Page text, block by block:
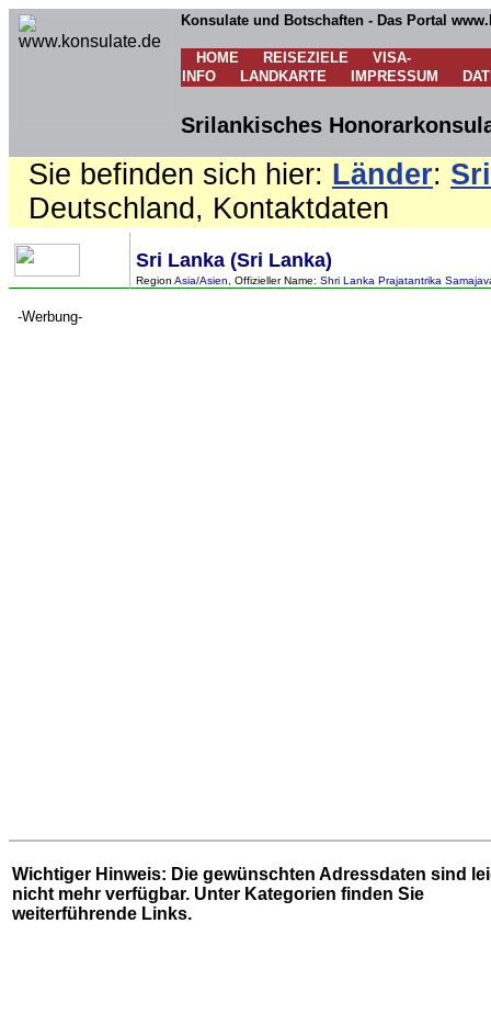
Konsulate und Botschaften - Das Portal
HOME REISEZIELE
VISA-
INFO
LANDKARTE IMPRESSUM
Srilankisches
Sie befinden sich hier: Länder:
Deutschland, Kontaktdaten
Sri Lanka (Sri Lanka)
Region Asia/Asien , Offizieller Name: Shri Lanka Prajatantrika
-Werbung-
Wichtiger Hinweis: Die gewünschten Adressdaten sind
nicht mehr verfügbar. Unter Kategorien finden Sie
weiterführende Links.